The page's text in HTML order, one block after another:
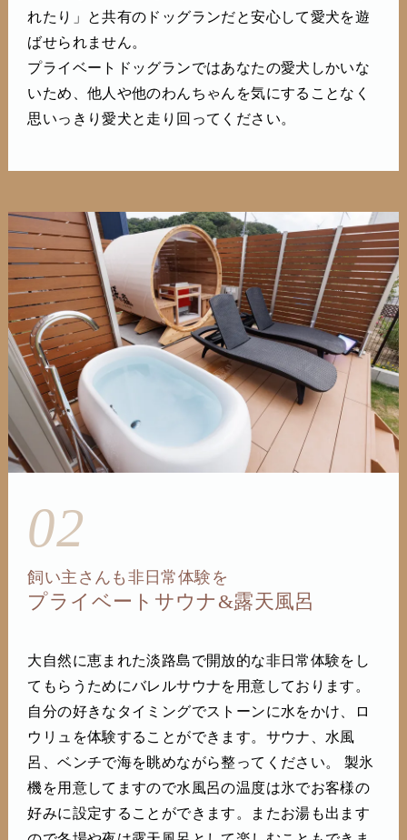
れたり」と共有のドッグランだと安心して愛犬を遊
ばせられません。
プライベートドッグランではあなたの愛犬しかいな
いため、他人や他のわんちゃんを気にすることなく
思いっきり愛犬と走り回ってください。
02
飼い主さんも非日常体験を
プライベートサウナ&露天風呂
大自然に恵まれた淡路島で開放的な非日常体験をし
てもらうためにバレルサウナを用意しております。
自分の好きなタイミングでストーンに水をかけ、ロ
ウリュを体験することができます。サウナ、水風
呂、ベンチで海を眺めながら整ってください。 製氷
機を用意してますので水風呂の温度は氷でお客様の
好みに設定することができます。またお湯も出ます